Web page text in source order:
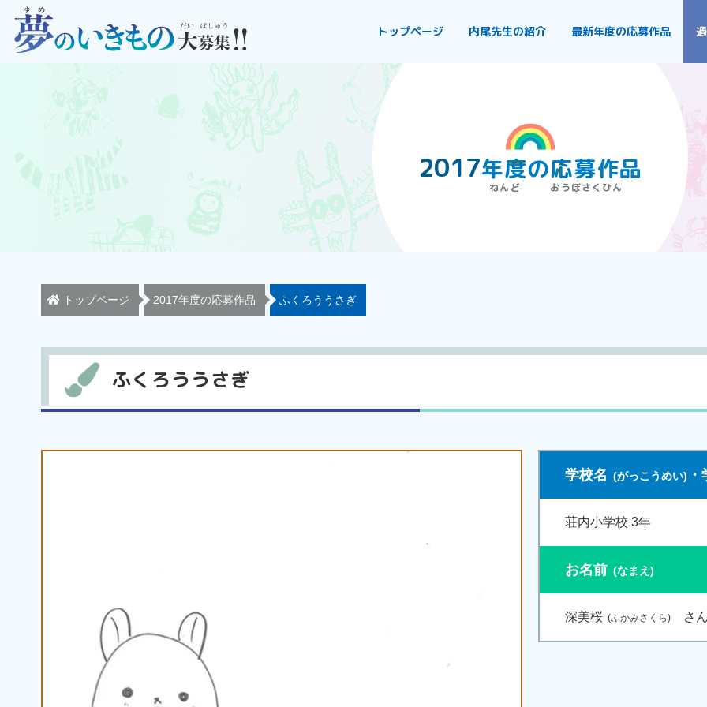
トップページ 内尾先生の紹介 最新年度の応募作品
2017年度の応募作品
トップページ 2017年度の応募作品 ふくろううさぎ
ふくろううさぎ
学校名 ・
荘内小学校 3年
お名前
深美桜 さ